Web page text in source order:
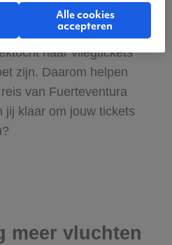
Eindhoven
naar vliegtickets
zijn. Daarom helpen
van Fuerteventura
jij klaar om jouw tickets
meer vluchten
Alle cookies
accepteren